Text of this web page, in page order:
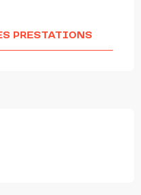
PRESTATIONS